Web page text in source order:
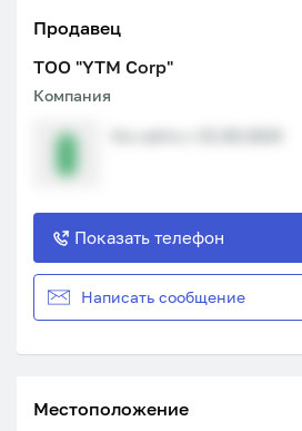
Продавец
ТОО "YTM Corp"
Компания
Показать телефон
Написать сообщение
Местоположение